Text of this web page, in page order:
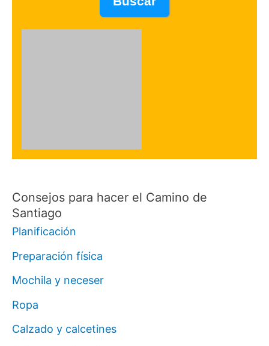
Consejos para hacer el Camino de
Santiago
Planificación
Preparación física
Mochila y neceser
Ropa
Calzado y calcetines